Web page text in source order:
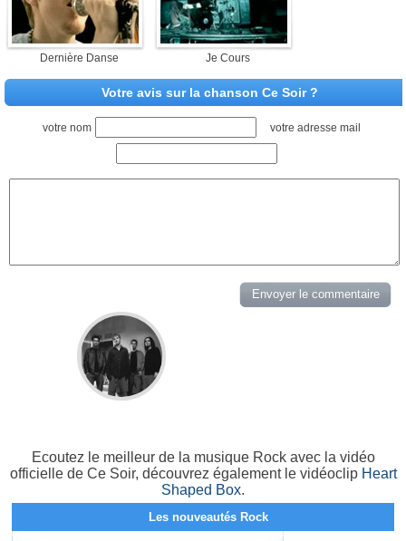
Dernière Danse Je Cours
Votre avis sur la chanson Ce Soir ?
votre nom votre adresse mail
Ecoutez le meilleur de la musique Rock avec la vidéo
officielle de Ce Soir, découvrez également le vidéoclip Heart
Shaped Box.
Les nouveautés Rock